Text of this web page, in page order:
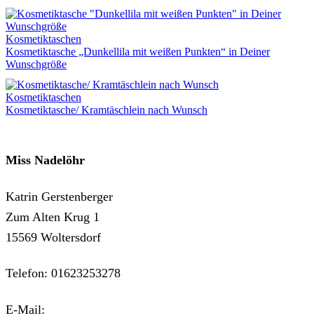
Kosmetiktaschen
Kosmetiktasche „Dunkellila mit weißen Punkten“ in Deiner
Wunschgröße
Kosmetiktaschen
Kosmetiktasche/ Kramtäschlein nach Wunsch
Miss Nadelöhr
Katrin Gerstenberger
Zum Alten Krug 1
15569 Woltersdorf
Telefon: 01623253278
E-Mail: